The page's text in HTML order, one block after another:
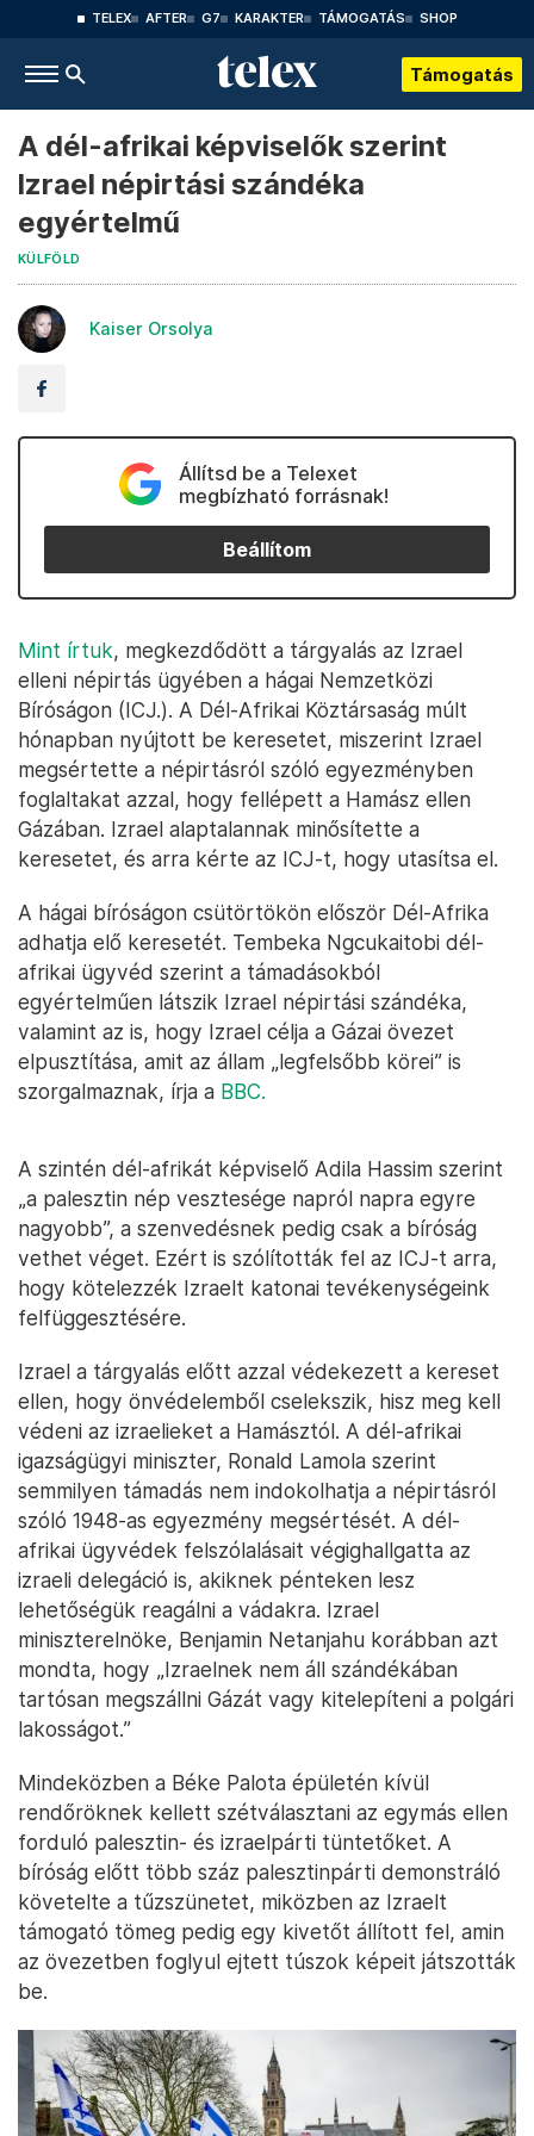
TELEX AFTER G7 KARAKTER TÁMOGATÁS SHOP
Támogatás
A dél-afrikai képviselők szerint
Izrael népirtási szándéka
egyértelmű
KÜLFÖLD
Kaiser Orsolya
Állítsd be a Telexet
megbízható forrásnak!
Beállítom
Mint írtuk, megkezdődött a tárgyalás az Izrael
elleni népirtás ügyében a hágai Nemzetközi
Bíróságon (ICJ.). A Dél-Afrikai Köztársaság múlt
hónapban nyújtott be keresetet, miszerint Izrael
megsértette a népirtásról szóló egyezményben
foglaltakat azzal, hogy fellépett a Hamász ellen
Gázában. Izrael alaptalannak minősítette a
keresetet, és arra kérte az ICJ-t, hogy utasítsa el.
A hágai bíróságon csütörtökön először Dél-Afrika
adhatja elő keresetét. Tembeka Ngcukaitobi dél-
afrikai ügyvéd szerint a támadásokból
egyértelműen látszik Izrael népirtási szándéka,
valamint az is, hogy Izrael célja a Gázai övezet
elpusztítása, amit az állam „legfelsőbb körei” is
szorgalmaznak, írja a BBC.
A szintén dél-afrikát képviselő Adila Hassim szerint
„a palesztin nép vesztesége napról napra egyre
nagyobb”, a szenvedésnek pedig csak a bíróság
vethet véget. Ezért is szólították fel az ICJ-t arra,
hogy kötelezzék Izraelt katonai tevékenységeink
felfüggesztésére.
Izrael a tárgyalás előtt azzal védekezett a kereset
ellen, hogy önvédelemből cselekszik, hisz meg kell
védeni az izraelieket a Hamásztól. A dél-afrikai
igazságügyi miniszter, Ronald Lamola szerint
semmilyen támadás nem indokolhatja a népirtásról
szóló 1948-as egyezmény megsértését. A dél-
afrikai ügyvédek felszólalásait végighallgatta az
izraeli delegáció is, akiknek pénteken lesz
lehetőségük reagálni a vádakra. Izrael
miniszterelnöke, Benjamin Netanjahu korábban azt
mondta, hogy „Izraelnek nem áll szándékában
tartósan megszállni Gázát vagy kitelepíteni a polgári
lakosságot.”
Mindeközben a Béke Palota épületén kívül
rendőröknek kellett szétválasztani az egymás ellen
forduló palesztin- és izraelpárti tüntetőket. A
bíróság előtt több száz palesztinpárti demonstráló
követelte a tűzszünetet, miközben az Izraelt
támogató tömeg pedig egy kivetőt állított fel, amin
az övezetben foglyul ejtett túszok képeit játszották
be.